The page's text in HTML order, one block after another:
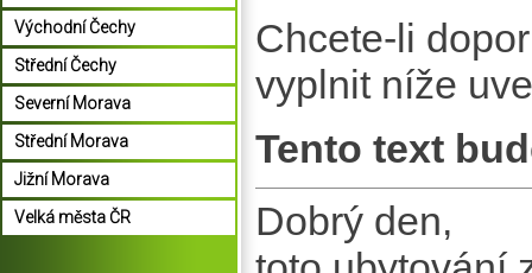
Chcete-li
vyplnit níže
Tento text
Dobrý den,
Východní Čechy
Střední Čechy
Severní Morava
Střední Morava
Jižní Morava
Velká města ČR